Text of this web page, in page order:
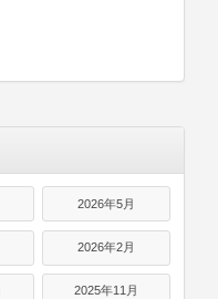
2026年5月
2026年2月
2025年11月